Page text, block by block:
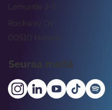
Rockway Oy
Lemuntie 3-5
00510 Helsinki
Seuraa meitä